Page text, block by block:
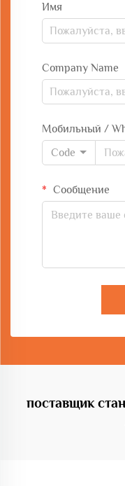
Имя
Company Name
Мобильный /
Code
Сообщение
поставщик